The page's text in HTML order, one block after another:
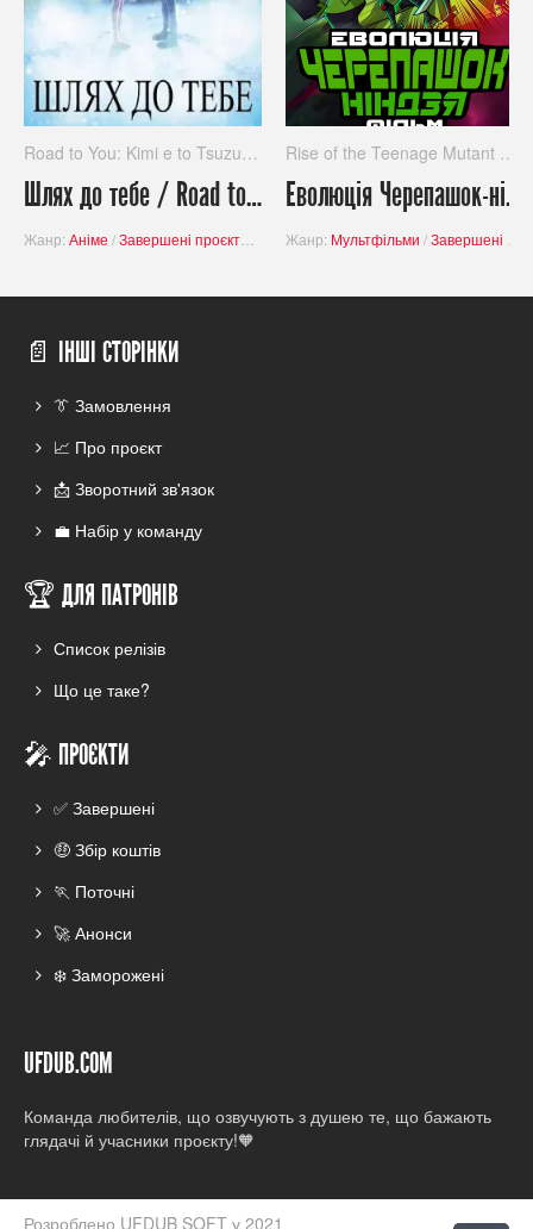
Road to You: Kimi e to Tsuzuku Michi
Шлях до тебе / Road to You: Kimi e to Tsuzuku Michi
Жанр: Аніме /Завершені проєкти Романтика
Rise of the Teenage Mutant Ninja Turtles. The Movie
Еволюція Черепашок-ніндзя: Фільм / Rise of the Teenage Mutant Ninja Turtles.
Жанр: Мультфільми /Завершені проєкти
📄 ІНШІ СТОРІНКИ
👔 Замовлення
📈 Про проєкт
📩 Зворотний зв'язок
💼 Набір у команду
🏆 ДЛЯ ПАТРОНІВ
Список релізів
Що це таке?
🎤 ПРОЄКТИ
✅ Завершені
🤑 Збір коштів
🏃 Поточні
🚀 Анонси
❄️ Заморожені
UFDUB.COM
Команда любителів, що озвучують з душею те, що бажають
глядачі й учасники проєкту!🧡
Розроблено UFDUB SOFT у 2021